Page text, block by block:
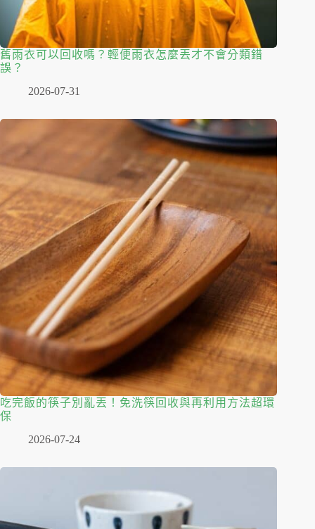
舊雨衣可以回收嗎？輕便雨衣怎麼丟才不會分類錯
誤？
2026-07-31
吃完飯的筷子別亂丟！免洗筷回收與再利用方法超環
保
2026-07-24